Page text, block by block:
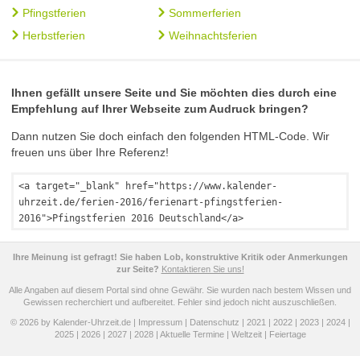
Pfingstferien
Sommerferien
Herbstferien
Weihnachtsferien
Ihnen gefällt unsere Seite und Sie möchten dies durch eine
Empfehlung auf Ihrer Webseite zum Audruck bringen?
Dann nutzen Sie doch einfach den folgenden HTML-Code. Wir
freuen uns über Ihre Referenz!
<a target="_blank" href="https://www.kalender-
uhrzeit.de/ferien-2016/ferienart-pfingstferien-
2016">Pfingstferien 2016 Deutschland</a>
Ihre Meinung ist gefragt! Sie haben Lob, konstruktive Kritik oder Anmerkungen
zur Seite? Kontaktieren Sie uns!
Alle Angaben auf diesem Portal sind ohne Gewähr. Sie wurden nach bestem Wissen und
Gewissen recherchiert und aufbereitet. Fehler sind jedoch nicht auszuschließen.
© 2026 by Kalender-Uhrzeit.de | Impressum| Datenschutz 2021| 2022| 2023| 2024|
2025| 2026| 2027| 2028| Aktuelle Termine| Weltzeit| Feiertage